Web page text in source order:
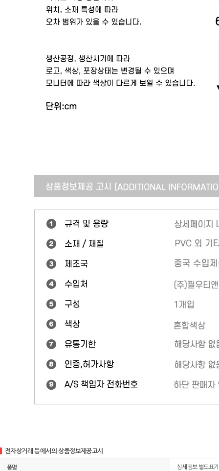
전자상거래 등에서의 상품정보제공고시
품명 상세정보 별도표기